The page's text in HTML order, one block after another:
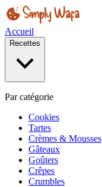
Accueil
Recettes
Par catégorie
Cookies
Tartes
Crèmes & Mousses
Gâteaux
Goûters
Crêpes
Crumbles